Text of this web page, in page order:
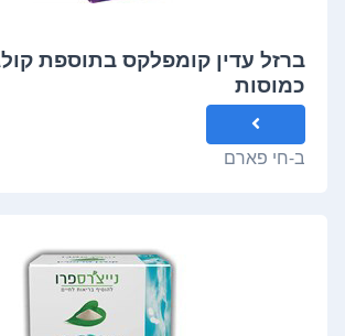
כמוסות
ב-חי פארם